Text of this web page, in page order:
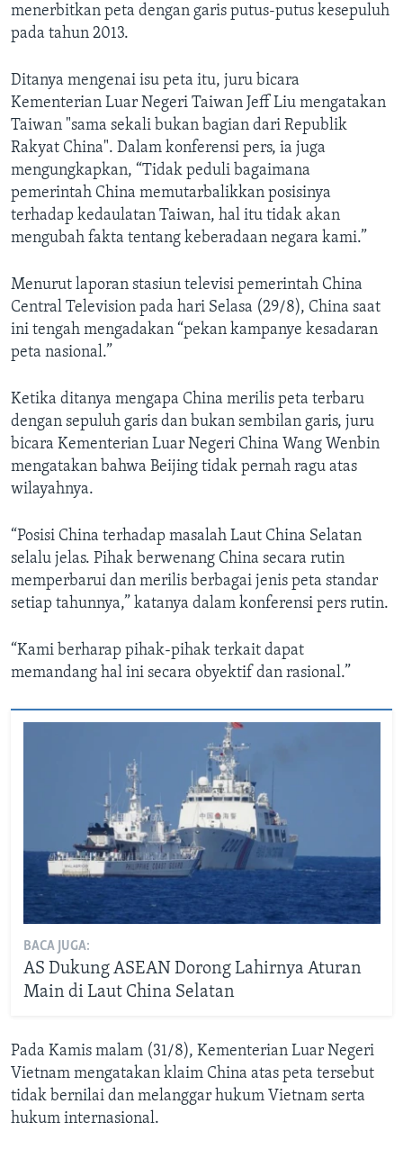
menerbitkan peta dengan garis putus-putus kesepuluh
pada tahun 2013.
Ditanya mengenai isu peta itu, juru bicara
Kementerian Luar Negeri Taiwan Jeff Liu mengatakan
Taiwan "sama sekali bukan bagian dari Republik
Rakyat China". Dalam konferensi pers, ia juga
mengungkapkan, “Tidak peduli bagaimana
pemerintah China memutarbalikkan posisinya
terhadap kedaulatan Taiwan, hal itu tidak akan
mengubah fakta tentang keberadaan negara kami.”
Menurut laporan stasiun televisi pemerintah China
Central Television pada hari Selasa (29/8), China saat
ini tengah mengadakan “pekan kampanye kesadaran
peta nasional.”
Ketika ditanya mengapa China merilis peta terbaru
dengan sepuluh garis dan bukan sembilan garis, juru
bicara Kementerian Luar Negeri China Wang Wenbin
mengatakan bahwa Beijing tidak pernah ragu atas
wilayahnya.
“Posisi China terhadap masalah Laut China Selatan
selalu jelas. Pihak berwenang China secara rutin
memperbarui dan merilis berbagai jenis peta standar
setiap tahunnya,” katanya dalam konferensi pers rutin.
“Kami berharap pihak-pihak terkait dapat
memandang hal ini secara obyektif dan rasional.”
BACA JUGA:
AS Dukung ASEAN Dorong Lahirnya Aturan
Main di Laut China Selatan
Pada Kamis malam (31/8), Kementerian Luar Negeri
Vietnam mengatakan klaim China atas peta tersebut
tidak bernilai dan melanggar hukum Vietnam serta
hukum internasional.